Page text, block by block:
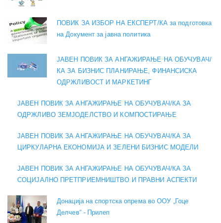
ПОВИК ЗА ИЗБОР НА ЕКСПЕРТ/КА за подготовка
на Документ за јавна политика
ЈАВЕН ПОВИК ЗА АНГАЖИРАЊЕ НА ОБУЧУВАЧ/
КА ЗА БИЗНИС ПЛАНИРАЊЕ, ФИНАНСИСКА
ОДРЖЛИВОСТ И МАРКЕТИНГ
ЈАВЕН ПОВИК ЗА АНГАЖИРАЊЕ НА ОБУЧУВАЧ/КА ЗА
ОДРЖЛИВО ЗЕМЈОДЕЛСТВО И КОМПОСТИРАЊЕ
ЈАВЕН ПОВИК ЗА АНГАЖИРАЊЕ НА ОБУЧУВАЧ/КА ЗА
ЦИРКУЛАРНА ЕКОНОМИЈА И ЗЕЛЕНИ БИЗНИС МОДЕЛИ
ЈАВЕН ПОВИК ЗА АНГАЖИРАЊЕ НА ОБУЧУВАЧ/КА ЗА
СОЦИЈАЛНО ПРЕТПРИЕМНИШТВО И ПРАВНИ АСПЕКТИ
Донација на спортска опрема во ООУ „Гоце
Делчев“ - Прилеп